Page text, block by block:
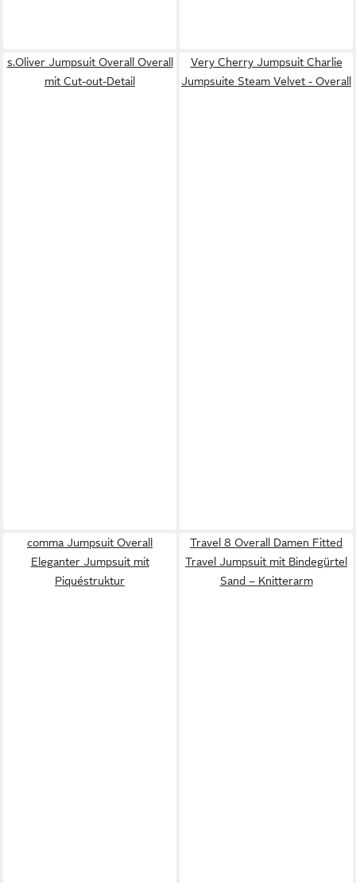
s.Oliver Jumpsuit Overall Overall
mit Cut-out-Detail
Very Cherry Jumpsuit Charlie
Jumpsuite Steam Velvet - Overall
comma Jumpsuit Overall
Eleganter Jumpsuit mit
Piquéstruktur
Travel 8 Overall Damen Fitted
Travel Jumpsuit mit Bindegürtel
Sand – Knitterarm